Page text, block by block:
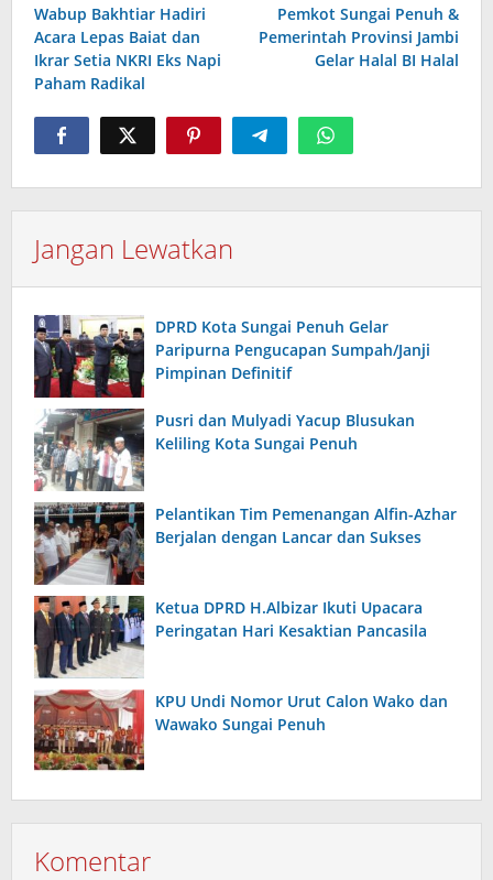
pos
Wabup Bakhtiar Hadiri
Acara Lepas Baiat dan
Ikrar Setia NKRI Eks Napi
Paham Radikal
Pemkot Sungai Penuh &
Pemerintah Provinsi Jambi
Gelar Halal BI Halal
Jangan Lewatkan
DPRD Kota Sungai Penuh Gelar
Paripurna Pengucapan Sumpah/Janji
Pimpinan Definitif
Pusri dan Mulyadi Yacup Blusukan
Keliling Kota Sungai Penuh
Pelantikan Tim Pemenangan Alfin-Azhar
Berjalan dengan Lancar dan Sukses
Ketua DPRD H.Albizar Ikuti Upacara
Peringatan Hari Kesaktian Pancasila
KPU Undi Nomor Urut Calon Wako dan
Wawako Sungai Penuh
Komentar